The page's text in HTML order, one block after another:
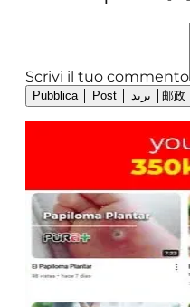
Scrivi il tuo commento
Pubblica │ Post │ بريد │邮政